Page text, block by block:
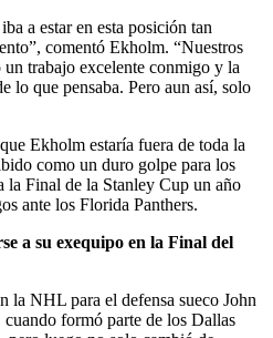
a estar en esta posición tan
comentó Ekholm. “Nuestros
trabajo excelente conmigo y la
lo que pensaba. Pero aun así, solo
Ekholm estaría fuera de toda la
como un duro golpe para los
la Final de la Stanley Cup un año
ante los Florida Panthers.
a su exequipo en la Final del
la NHL para el defensa sueco John
formó parte de los Dallas